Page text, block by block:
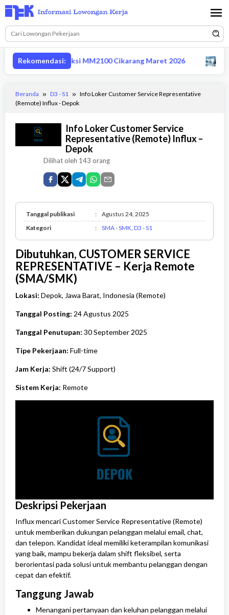
Loncat
ke
konten
Rekomendasi:
produksi MM2100 Cikarang Maret 2026
Beranda D3 - S1
Info Loker Customer Service Representative
(Remote) Influx - Depok
Info Loker Customer Service
Representative (Remote) Influx –
Depok
Dilihat oleh 143 orang
Tanggal publikasi :
Agustus 24, 2025
Kategori
: SMA - SMK, D3 - S1
D3
-
S1
Dibutuhkan, CUSTOMER SERVICE
REPRESENTATIVE – Kerja Remote
(SMA/SMK)
Lokasi: Depok, Jawa Barat, Indonesia (Remote)
Tanggal Posting: 24 Agustus 2025
Tanggal Penutupan: 30 September 2025
Tipe Pekerjaan: Full-time
Jam Kerja: Shift (24/7 Support)
Sistem Kerja: Remote
Deskripsi Pekerjaan
Influx mencari Customer Service Representative (Remote)
untuk memberikan dukungan pelanggan melalui email, chat,
dan telepon. Kandidat ideal memiliki keterampilan komunikasi
yang baik, mampu bekerja dalam shift fleksibel, serta
berorientasi pada solusi untuk membantu pelanggan dengan
cepat dan efektif.
Tanggung Jawab
Menangani pertanyaan dan keluhan pelanggan melalui